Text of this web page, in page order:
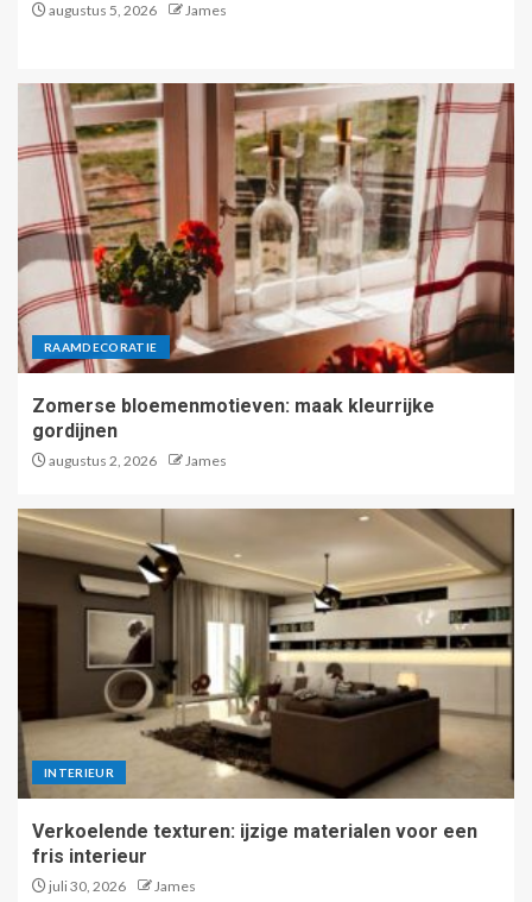
augustus 5, 2026 James
RAAMDECORATIE
Zomerse bloemenmotieven: maak kleurrijke
gordijnen
augustus 2, 2026 James
INTERIEUR
Verkoelende texturen: ijzige materialen voor een
fris interieur
juli 30, 2026 James